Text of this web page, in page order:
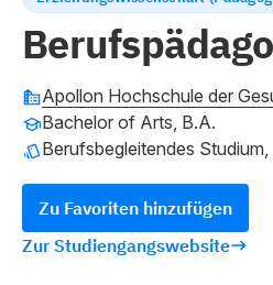
Apollon Hochschule der
Bachelor of Arts, B.A.
Berufsbegleitendes Studium,
Zu Favoriten hinzufügen
Zur Studiengangswebsite